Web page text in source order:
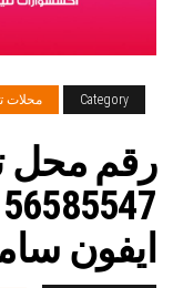
Category محلات
رقم محل
ايفون